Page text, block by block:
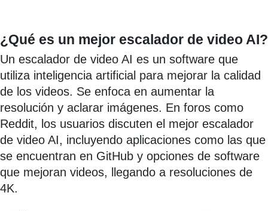
¿Qué es un mejor escalador de video AI?
Un escalador de video AI es un software que
utiliza inteligencia artificial para mejorar la calidad
de los videos. Se enfoca en aumentar la
resolución y aclarar imágenes. En foros como
Reddit, los usuarios discuten el mejor escalador
de video AI, incluyendo aplicaciones como las que
se encuentran en GitHub y opciones de software
que mejoran videos, llegando a resoluciones de
4K.